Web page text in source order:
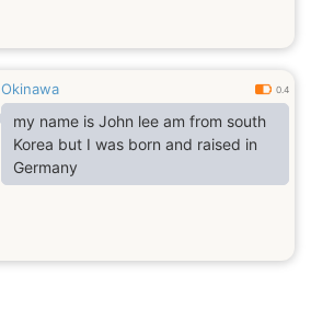
Okinawa 0.4
my name is John lee am from south
Korea but I was born and raised in
Germany